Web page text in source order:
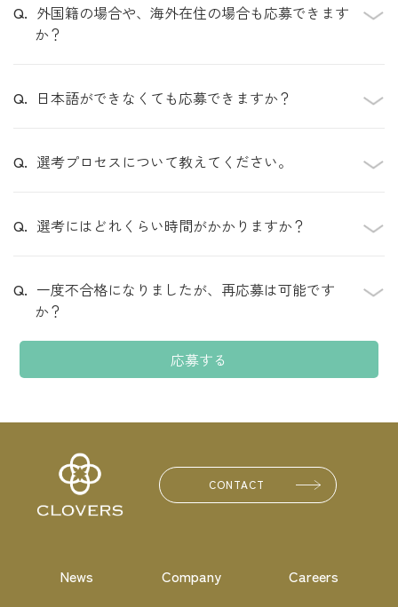
外国籍の場合や、海外在住の場合も応募できます
か？
日本語ができなくても応募できますか？
選考プロセスについて教えてください。
選考にはどれくらい時間がかかりますか？
一度不合格になりましたが、再応募は可能です
か？
応募する
CONTACT
News Company Careers